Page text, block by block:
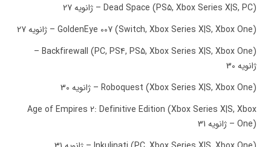
Dead Space (PS5, Xbox Series X|S, PC) – ژانویه 27
GoldenEye 007 (Switch, Xbox Series X|S, Xbox One) – ژانویه 27
Backfirewall (PC, PS4, PS5, Xbox Series X|S, Xbox One) –
ژانویه 30
Roboquest (Xbox Series X|S, Xbox One) – ژانویه 30
Age of Empires 2: Definitive Edition (Xbox Series X|S, Xbox
One) – ژانویه 31